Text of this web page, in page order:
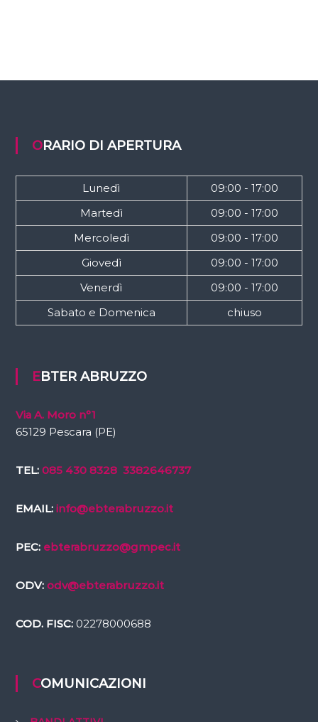
ORARIO DI APERTURA
Lunedì
09:00 - 17:00
Martedì
09:00 - 17:00
Mercoledì
09:00 - 17:00
Giovedì
09:00 - 17:00
Venerdì
09:00 - 17:00
Sabato e Domenica
chiuso
EBTER ABRUZZO
Via A. Moro n°1
65129 Pescara (PE)
TEL: 085 430 8328 3382646737
EMAIL: info@ebterabruzzo.it
PEC: ebterabruzzo@gmpec.it
ODV: odv@ebterabruzzo.it
COD. FISC:02278000688
COMUNICAZIONI